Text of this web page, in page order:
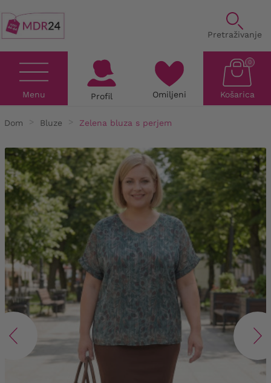
Pretraživanje
Menu Profil Omiljeni Košarica
0
Dom Bluze Zelena bluza s perjem